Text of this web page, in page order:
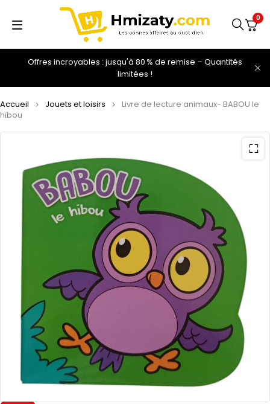
Offres incroyables : jusqu'à 80 % de remise – Quantités
limitées !
0
Accueil Jouets et loisirs
Livre de lecture animaux- BABOU le
hibou